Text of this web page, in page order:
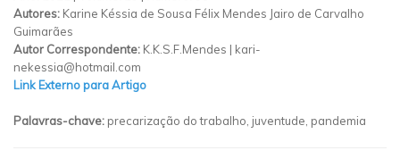
Autores: Karine Késsia de Sousa Félix Mendes Jairo de Carvalho
Guimarães
Autor Correspondente: K.K.S.F.Mendes | kari-
nekessia@hotmail.com
Link Externo para Artigo
Palavras-chave:precarização do trabalho, juventude, pandemia